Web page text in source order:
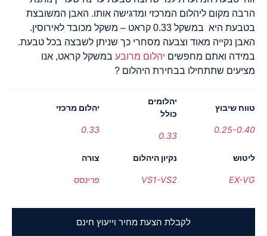
הרבה מקום ליהלום המרכזי ומדגישה אותו. האבן המשובצת
בטבעת היא במשקל 0.33 קראט – משקל מכובד לאירוסין.
האבן נקייה מאוד וצבעה מסחרי כך שניתן לשבצה בכל טבעת.
במידה ואתם מחפשים יהלום מרובע במשקל קראט, אנו
מציעים שתתחילו בבחירת היהלום ?
טווח שיבוץ
0.25-0.40
יהלומים
כולל
0.33
יהלום מרכזי
0.33
ליטוש
EX-VG
נקיון היהלום
VS1-VS2
צורה
פרינסס
לקבלת הצעת מחיר וייעוץ חינם